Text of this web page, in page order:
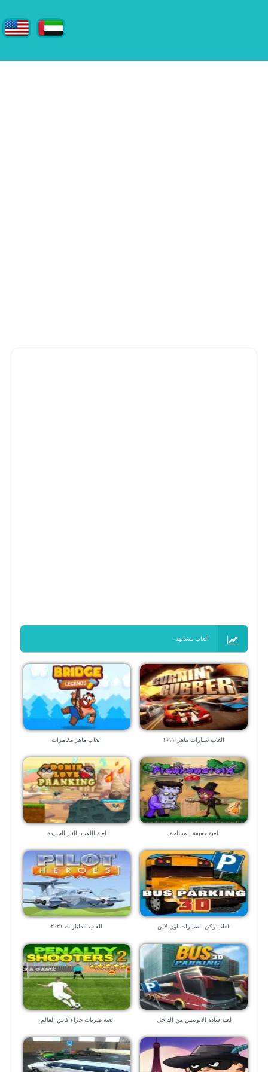
العاب مشابهه
العاب سيارات ماهر ٢٠٢٢ العاب ماهر مغامرات
لعبة خفيفة المساحة لعبة اللعب بالنار الجديدة
العاب ركن السيارات اون لاين العاب الطيارات ٢٠٢١
لعبة قيادة الاتوبيس من الداخل لعبة ضربات جزاء كاس العالم